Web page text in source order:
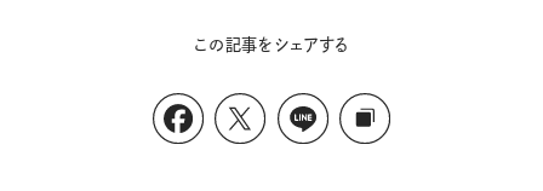
この記事をシェアする